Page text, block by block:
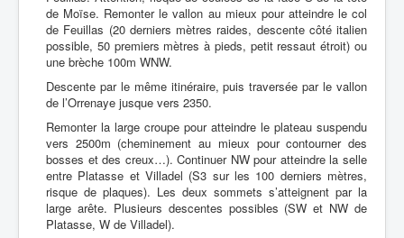
de Moïse. Remonter le vallon au mieux pour atteindre le col
de Feuillas (20 derniers mètres raides, descente côté italien
possible, 50 premiers mètres à pieds, petit ressaut étroit) ou
une brèche 100m WNW.
Descente par le même itinéraire, puis traversée par le vallon
de l’Orrenaye jusque vers 2350.
Remonter la large croupe pour atteindre le plateau suspendu
vers 2500m (cheminement au mieux pour contourner des
bosses et des creux…). Continuer NW pour atteindre la selle
entre Platasse et Villadel (S3 sur les 100 derniers mètres,
risque de plaques). Les deux sommets s’atteignent par la
large arête. Plusieurs descentes possibles (SW et NW de
Platasse, W de Villadel).